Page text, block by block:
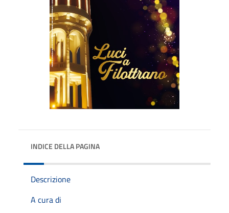
INDICE DELLA PAGINA
Descrizione
A cura di